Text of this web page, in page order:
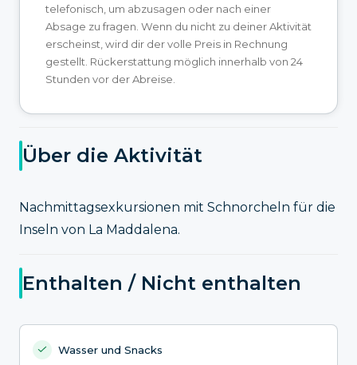
telefonisch, um abzusagen oder nach einer
Absage zu fragen. Wenn du nicht zu deiner Aktivität
erscheinst, wird dir der volle Preis in Rechnung
gestellt. Rückerstattung möglich innerhalb von 24
Stunden vor der Abreise.
Über die Aktivität
Nachmittagsexkursionen mit Schnorcheln für die
Inseln von La Maddalena.
Enthalten / Nicht enthalten
Wasser und Snacks